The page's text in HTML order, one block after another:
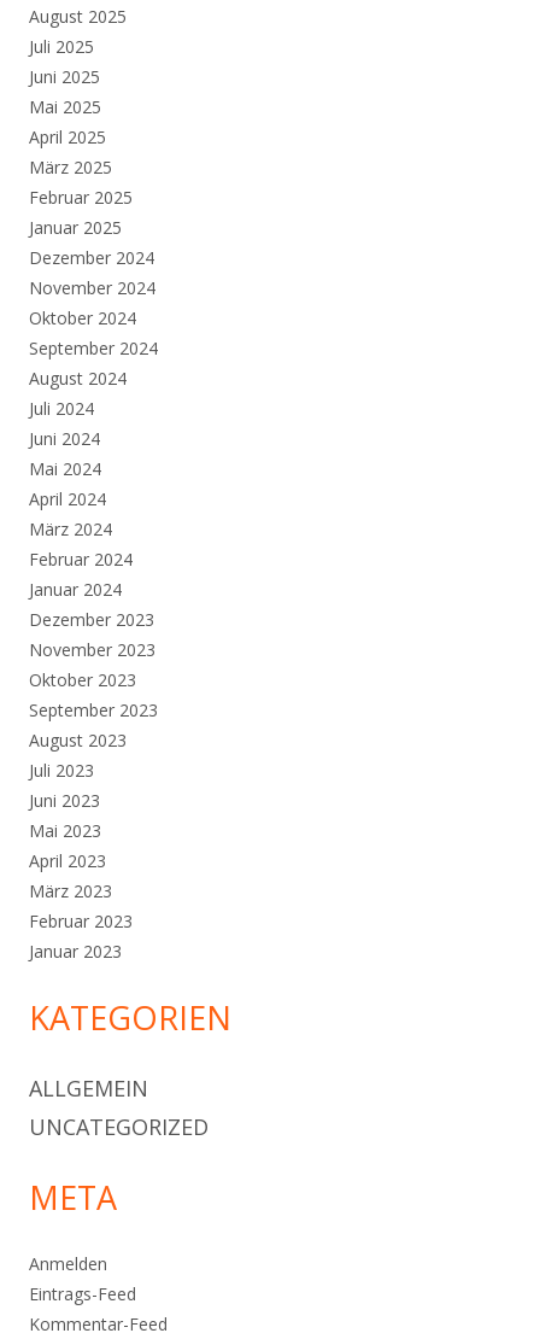
August 2025
Juli 2025
Juni 2025
Mai 2025
April 2025
März 2025
Februar 2025
Januar 2025
Dezember 2024
November 2024
Oktober 2024
September 2024
August 2024
Juli 2024
Juni 2024
Mai 2024
April 2024
März 2024
Februar 2024
Januar 2024
Dezember 2023
November 2023
Oktober 2023
September 2023
August 2023
Juli 2023
Juni 2023
Mai 2023
April 2023
März 2023
Februar 2023
Januar 2023
KATEGORIEN
ALLGEMEIN
UNCATEGORIZED
META
Anmelden
Eintrags-Feed
Kommentar-Feed